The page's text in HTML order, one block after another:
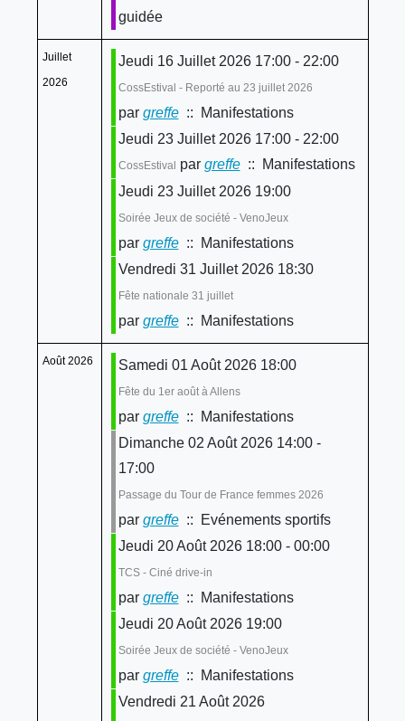
guidée
Juillet
2026
Jeudi 16 Juillet 2026 17:00 - 22:00
CossEstival - Reporté au 23 juillet 2026
par greffe:: Manifestations
Jeudi 23 Juillet 2026 17:00 - 22:00
CossEstival par greffe:: Manifestations
Jeudi 23 Juillet 2026 19:00
Soirée Jeux de société - VenoJeux
par greffe:: Manifestations
Vendredi 31 Juillet 2026 18:30
Fête nationale 31 juillet
par greffe:: Manifestations
Août 2026 Samedi 01 Août 2026 18:00
Fête du 1er août à Allens
par greffe:: Manifestations
Dimanche 02 Août 2026 14:00 -
17:00
Passage du Tour de France femmes 2026
par greffe:: Evénements sportifs
Jeudi 20 Août 2026 18:00 - 00:00
TCS - Ciné drive-in
par greffe:: Manifestations
Jeudi 20 Août 2026 19:00
Soirée Jeux de société - VenoJeux
par greffe:: Manifestations
Vendredi 21 Août 2026